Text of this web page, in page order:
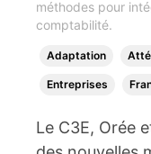
méthodes pour
comptabilité.
Adaptation
Entreprises
Le C3E, Orée